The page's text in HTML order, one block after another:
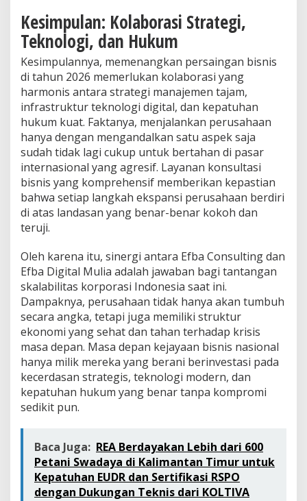
Kesimpulan: Kolaborasi Strategi,
Teknologi, dan Hukum
Kesimpulannya, memenangkan persaingan bisnis
di tahun 2026 memerlukan kolaborasi yang
harmonis antara strategi manajemen tajam,
infrastruktur teknologi digital, dan kepatuhan
hukum kuat. Faktanya, menjalankan perusahaan
hanya dengan mengandalkan satu aspek saja
sudah tidak lagi cukup untuk bertahan di pasar
internasional yang agresif. Layanan konsultasi
bisnis yang komprehensif memberikan kepastian
bahwa setiap langkah ekspansi perusahaan berdiri
di atas landasan yang benar-benar kokoh dan
teruji.
Oleh karena itu, sinergi antara Efba Consulting dan
Efba Digital Mulia adalah jawaban bagi tantangan
skalabilitas korporasi Indonesia saat ini.
Dampaknya, perusahaan tidak hanya akan tumbuh
secara angka, tetapi juga memiliki struktur
ekonomi yang sehat dan tahan terhadap krisis
masa depan. Masa depan kejayaan bisnis nasional
hanya milik mereka yang berani berinvestasi pada
kecerdasan strategis, teknologi modern, dan
kepatuhan hukum yang benar tanpa kompromi
sedikit pun.
Baca Juga: REA Berdayakan Lebih dari 600
Petani Swadaya di Kalimantan Timur untuk
Kepatuhan EUDR dan Sertifikasi RSPO
dengan Dukungan Teknis dari KOLTIVA